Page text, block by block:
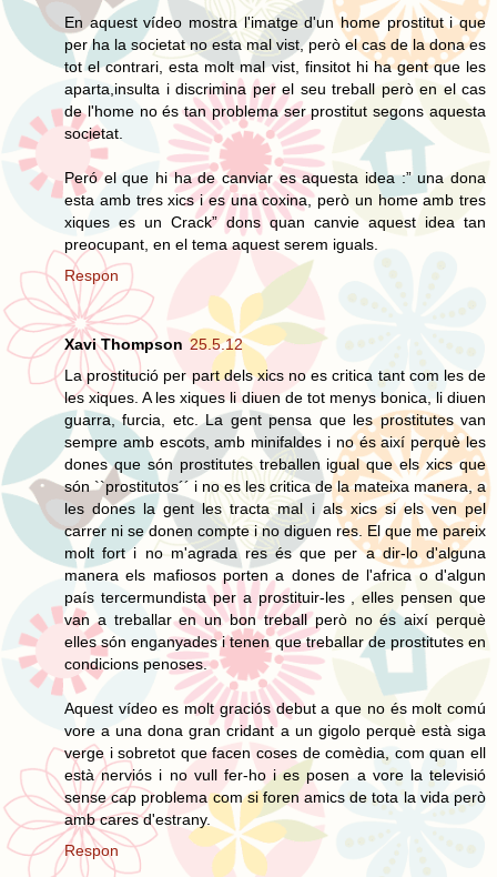
En aquest vídeo mostra l'imatge d'un home prostitut i que
per ha la societat no esta mal vist, però el cas de la dona es
tot el contrari, esta molt mal vist, finsitot hi ha gent que les
aparta,insulta i discrimina per el seu treball però en el cas
de l'home no és tan problema ser prostitut segons aquesta
societat.
Peró el que hi ha de canviar es aquesta idea :” una dona
esta amb tres xics i es una coxina, però un home amb tres
xiques es un Crack” dons quan canvie aquest idea tan
preocupant, en el tema aquest serem iguals.
Respon
Xavi Thompson 25.5.12
La prostitució per part dels xics no es critica tant com les de
les xiques. A les xiques li diuen de tot menys bonica, li diuen
guarra, furcia, etc. La gent pensa que les prostitutes van
sempre amb escots, amb minifaldes i no és així perquè les
dones que són prostitutes treballen igual que els xics que
són ``prostitutos´´ i no es les critica de la mateixa manera, a
les dones la gent les tracta mal i als xics si els ven pel
carrer ni se donen compte i no diguen res. El que me pareix
molt fort i no m'agrada res és que per a dir-lo d'alguna
manera els mafiosos porten a dones de l'africa o d'algun
país tercermundista per a prostituir-les , elles pensen que
van a treballar en un bon treball però no és així perquè
elles són enganyades i tenen que treballar de prostitutes en
condicions penoses.
Aquest vídeo es molt graciós debut a que no és molt comú
vore a una dona gran cridant a un gigolo perquè està siga
verge i sobretot que facen coses de comèdia, com quan ell
està nerviós i no vull fer-ho i es posen a vore la televisió
sense cap problema com si foren amics de tota la vida però
amb cares d'estrany.
Respon